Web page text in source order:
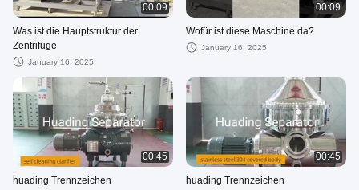
00:09
Was ist die Hauptstruktur der
Zentrifuge
January 16, 2025
00:09
Wofür ist diese Maschine da?
January 16, 2025
00:45
huading Trennzeichen
00:45
huading Trennzeichen